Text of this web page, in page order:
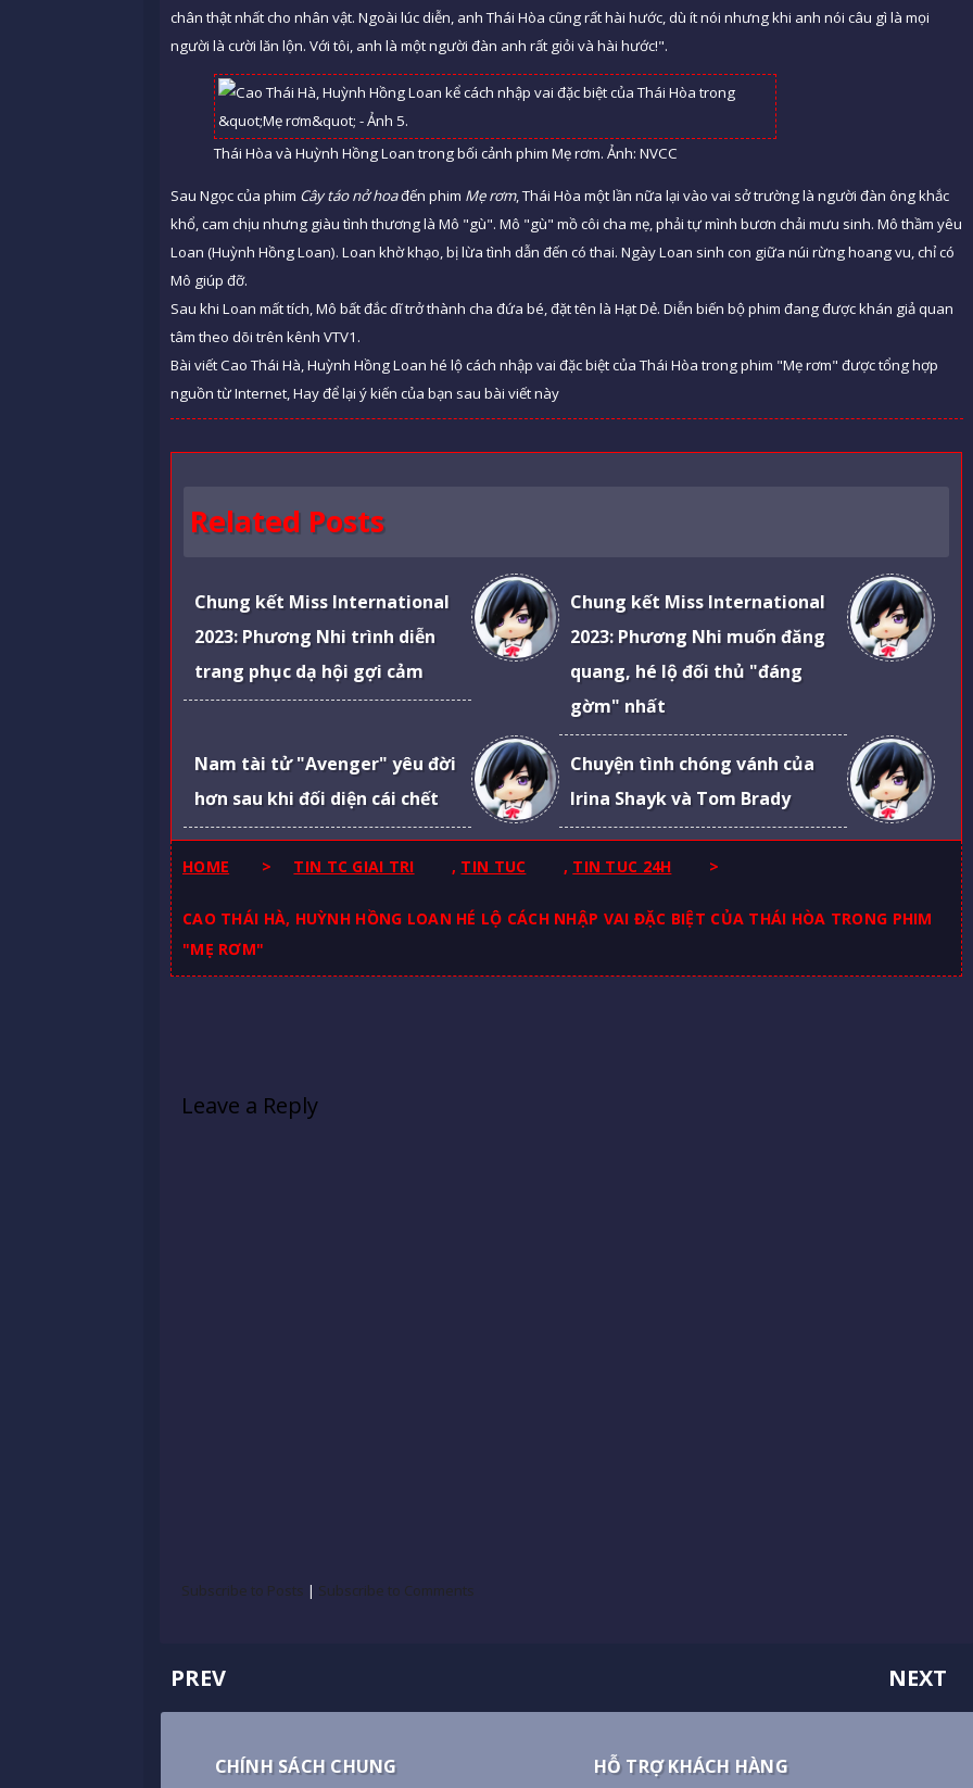
chân thật nhất cho nhân vật. Ngoài lúc diễn, anh Thái Hòa cũng rất hài hước, dù ít nói nhưng khi anh nói câu gì là mọi
người là cười lăn lộn. Với tôi, anh là một người đàn anh rất giỏi và hài hước!".
Thái Hòa và Huỳnh Hồng Loan trong bối cảnh phim Mẹ rơm. Ảnh: NVCC
Sau Ngọc của phim Cây táo nở hoađến phim Mẹ rơm, Thái Hòa một lần nữa lại vào vai sở trường là người đàn ông khắc
khổ, cam chịu nhưng giàu tình thương là Mô "gù". Mô "gù" mồ côi cha mẹ, phải tự mình bươn chải mưu sinh. Mô thầm yêu
Loan (Huỳnh Hồng Loan). Loan khờ khạo, bị lừa tình dẫn đến có thai. Ngày Loan sinh con giữa núi rừng hoang vu, chỉ có
Mô giúp đỡ.
Sau khi Loan mất tích, Mô bất đắc dĩ trở thành cha đứa bé, đặt tên là Hạt Dẻ. Diễn biến bộ phim đang được khán giả quan
tâm theo dõi trên kênh VTV1.
Bài viết Cao Thái Hà, Huỳnh Hồng Loan hé lộ cách nhập vai đặc biệt của Thái Hòa trong phim "Mẹ rơm" được tổng hợp
nguồn từ Internet, Hay để lại ý kiến của bạn sau bài viết này
Related Posts
Chung kết Miss International
2023: Phương Nhi trình diễn
trang phục dạ hội gợi cảm
Chung kết Miss International
2023: Phương Nhi muốn đăng
quang, hé lộ đối thủ "đáng
gờm" nhất
Nam tài tử "Avenger" yêu đời
hơn sau khi đối diện cái chết
Chuyện tình chóng vánh của
Irina Shayk và Tom Brady
HOME > TIN TC GIAI TRI , TIN TUC , TIN TUC 24H >
CAO THÁI HÀ, HUỲNH HỒNG LOAN HÉ LỘ CÁCH NHẬP VAI ĐẶC BIỆT CỦA THÁI HÒA TRONG PHIM
"MẸ RƠM"
Leave a Reply
Subscribe to Posts | Subscribe to Comments
NEXT
PREV
CHÍNH SÁCH CHUNG HỖ TRỢ KHÁCH HÀNG